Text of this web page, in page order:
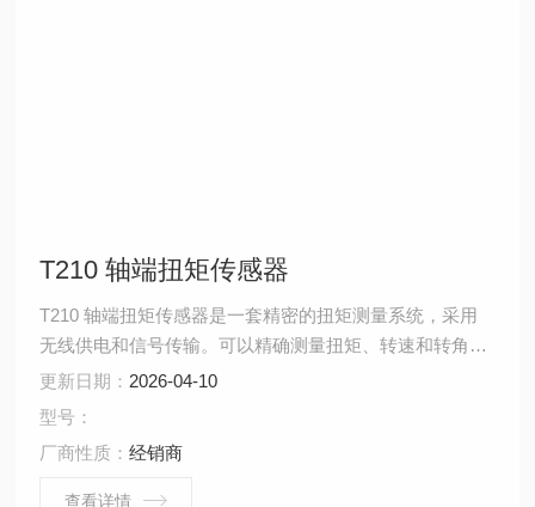
T210 轴端扭矩传感器
T210 轴端扭矩传感器是一套精密的扭矩测量系统，采用
无线供电和信号传输。可以精确测量扭矩、转速和转角，
提供电压和频率两种信号输出方式。
更新日期： 2026-04-10
型号：
厂商性质：经销商
查看详情